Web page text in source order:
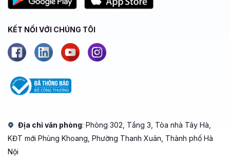
KẾT NỐI VỚI CHÚNG TÔI
Địa chỉ văn phòng: Phòng 302, Tầng 3, Tòa nhà Tây Hà,
KĐT mới Phùng Khoang, Phường Thanh Xuân, Thành phố Hà
Nội